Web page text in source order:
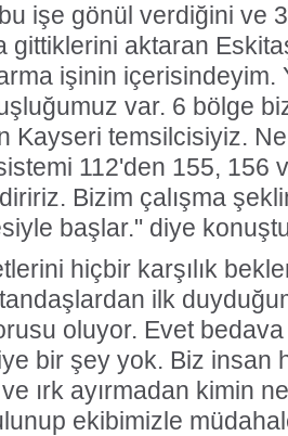
bu işe gönül verdiğini ve
gittiklerini aktaran
işinin içerisindeyim.
var. 6 bölge
Kayseri temsilcisiyiz.
112'den 155, 156
Bizim çalışma
başlar." diye
hiçbir karşılık
ilk
oluyor. Evet
bir şey yok. Biz insan
ırk ayırmadan kimin
ekibimizle